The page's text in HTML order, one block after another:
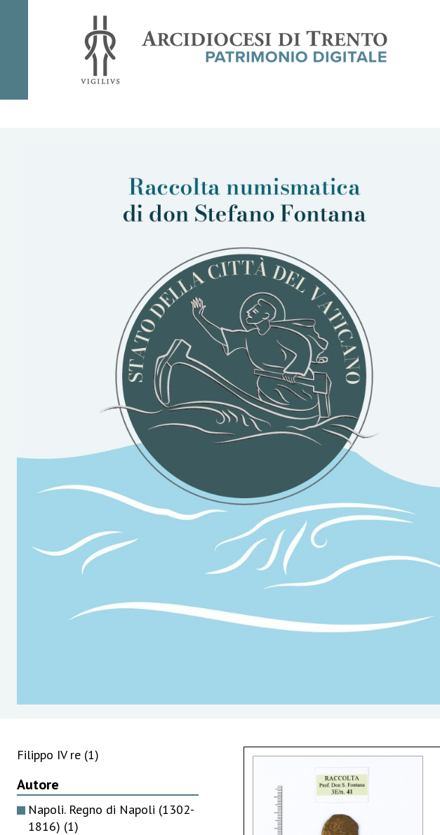
Filippo IV re (1)
Autore
Napoli. Regno di Napoli (1302-
1816) (1)